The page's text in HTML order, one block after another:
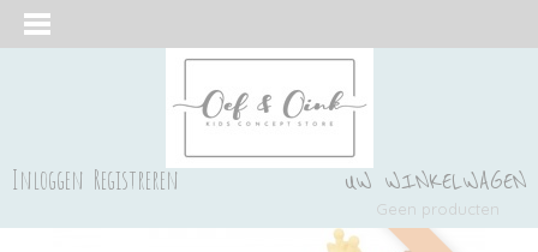
Inloggen Registreren UW WINKELWAGEN
Geen producten